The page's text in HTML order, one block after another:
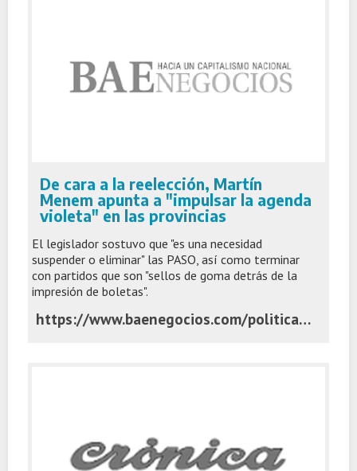
De cara a la reelección, Martín
Menem apunta a "impulsar la agenda
violeta" en las provincias
El legislador sostuvo que "es una necesidad
suspender o eliminar" las PASO, así como terminar
con partidos que son "sellos de goma detrás de la
impresión de boletas".
https://www.baenegocios.com/politica/de-cara-a-la-reeleccion-martin-menem-apunta-a-impulsar-la-agenda-violeta-en-las-provincias/